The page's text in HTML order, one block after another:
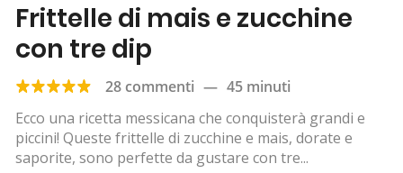
Frittelle di mais e zucchine
con tre dip
28 commenti — 45 minuti
Ecco una ricetta messicana che conquisterà grandi e
piccini! Queste frittelle di zucchine e mais, dorate e
saporite, sono perfette da gustare con tre...